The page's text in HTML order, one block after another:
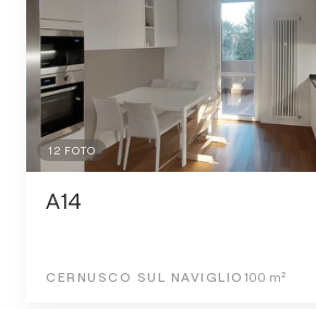
12 FOTO
A14
CERNUSCO SUL NAVIGLIO 100 m²